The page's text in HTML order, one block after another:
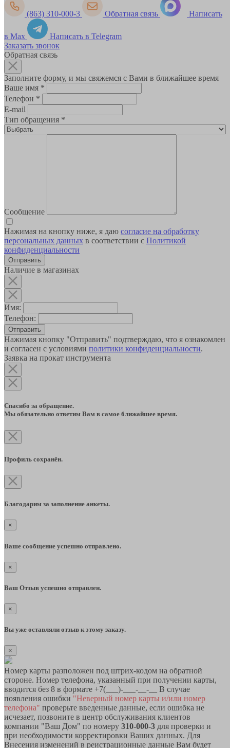
(863) 310-000-3 Обратная связь Написать
в Max
Написать в Telegram
Заказать звонок
Обратная связь
Заполните форму, и мы свяжемся с Вами в ближайшее время
Ваше имя *
Телефон *
E-mail
Тип обращения *
Сообщение
Нажимая на кнопку ниже, я даю согласие на обработку
персональных данных в соответствии с Политикой
конфиденциальности
Наличие в магазинах
Имя:
Телефон:
Отправить
Нажимая кнопку "Отправить" подтверждаю, что я ознакомлен
и согласен с условиями политики конфиденциальности.
Заявка на прокат инструмента
Спасибо за обращение.
Мы обязательно ответим Вам в самое ближайшее время.
Профиль сохранён.
Благодарим за заполнение анкеты.
×
Ваше сообщение успешно отправлено.
×
Ваш Отзыв успешно отправлен.
×
Вы уже оставляли отзыв к этому заказу.
×
Номер карты разположен под штрих-кодом на обратной
стороне. Номер телефона, указанный при получении карты,
вводится без 8 в формате +7(___)-___-__-__ В случае
появления ошибки "Неверный номер карты и/или номер
телефона" проверьте введенные данные, если ошибка не
исчезает, позвоните в центр обслуживания клиентов
компании "Ваш Дом" по номеру 310-000-3 для проверки и
при необходимости корректировки Ваших данных. Для
Внесения изменений в реистрационные данные Вам будет